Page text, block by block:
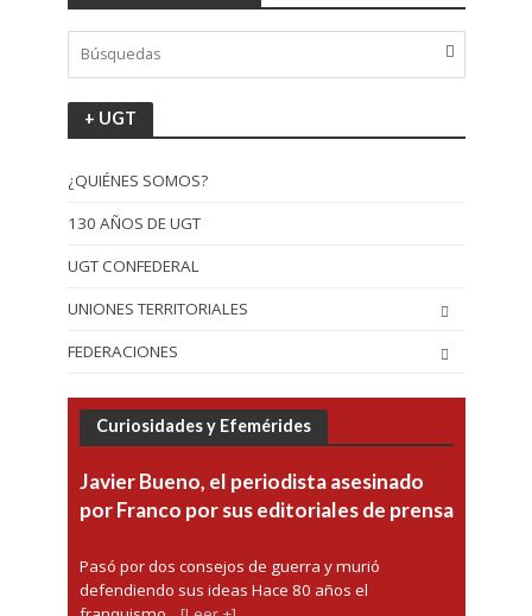
+ UGT
¿QUIÉNES SOMOS?
130 AÑOS DE UGT
UGT CONFEDERAL
UNIONES TERRITORIALES
FEDERACIONES
Curiosidades y Efemérides
Javier Bueno, el periodista asesinado
por Franco por sus editoriales de prensa
Pasó por dos consejos de guerra y murió
defendiendo sus ideas Hace 80 años el